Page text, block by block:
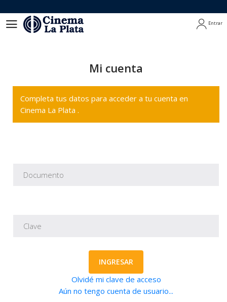
Entrar
Mi cuenta
Completa tus datos para acceder a tu cuenta en
Cinema La Plata .
INGRESAR
Olvidé mi clave de acceso
Aún no tengo cuenta de usuario...